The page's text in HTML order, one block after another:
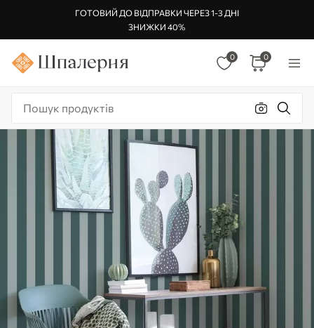
ГОТОВИЙ ДО ВІДПРАВКИ ЧЕРЕЗ 1-3 ДНІ
ЗНИЖКИ 40%
0 0